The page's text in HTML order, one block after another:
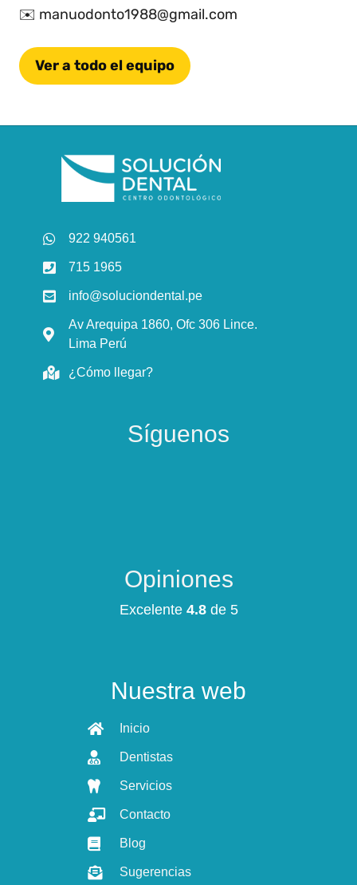
✉️ manuodonto1988@gmail.com
Ver a todo el equipo
922 940561
715 1965
info@soluciondental.pe
Av Arequipa 1860, Ofc 306 Lince.
Lima Perú
¿Cómo llegar?
Síguenos
Opiniones
Excelente 4.8de 5
Nuestra web
Inicio
Dentistas
Servicios
Contacto
Blog
Sugerencias